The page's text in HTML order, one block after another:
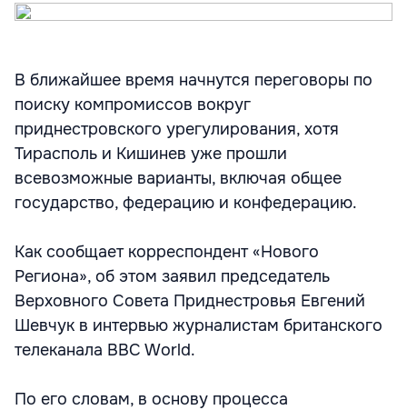
В ближайшее время начнутся переговоры по
поиску компромиссов вокруг
приднестровского урегулирования, хотя
Тирасполь и Кишинев уже прошли
всевозможные варианты, включая общее
государство, федерацию и конфедерацию.
Как сообщает корреспондент «Нового
Региона», об этом заявил председатель
Верховного Совета Приднестровья Евгений
Шевчук в интервью журналистам британского
телеканала BBC World.
По его словам, в основу процесса